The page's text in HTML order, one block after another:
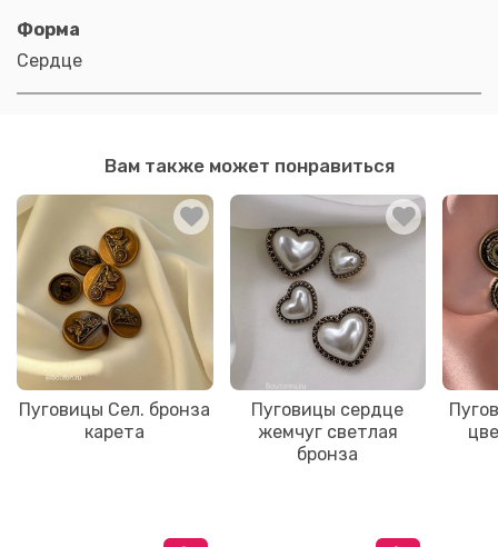
Форма
Сердце
Вам также может понравиться
Пуговицы Сел. бронза
карета
Пуговицы сердце
жемчуг светлая
бронза